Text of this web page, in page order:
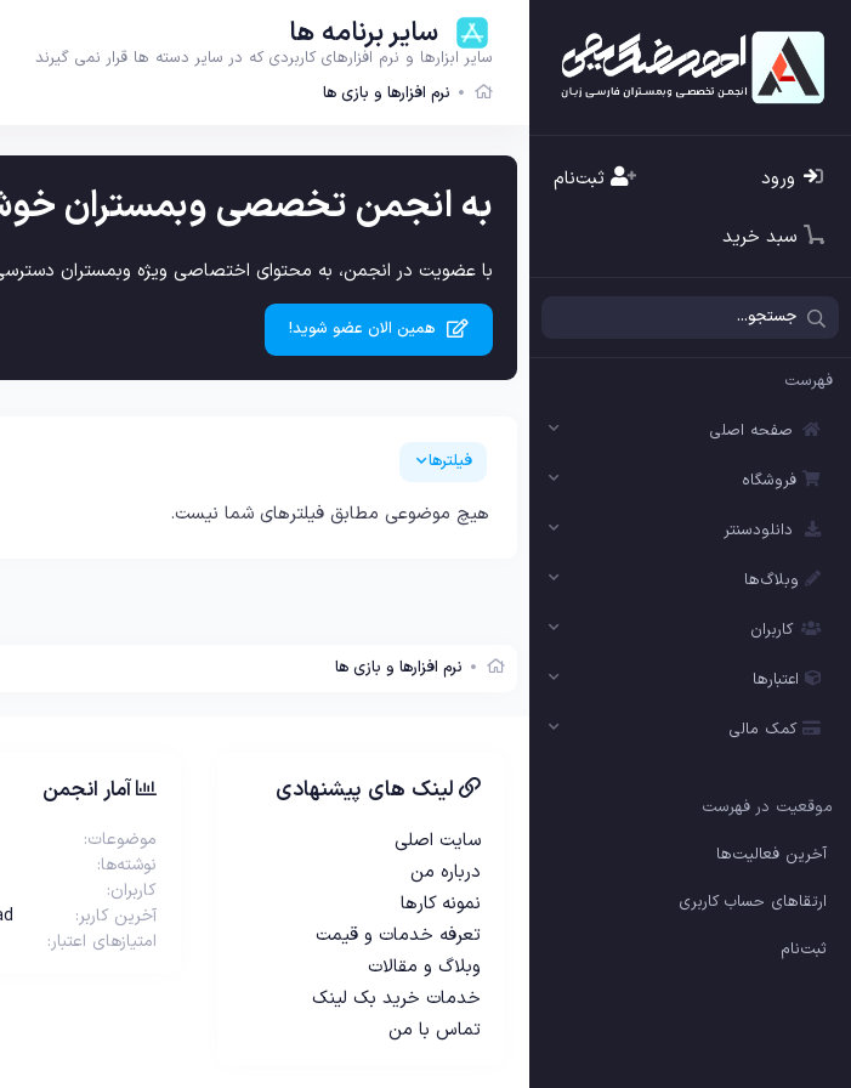
ورود ثبت‌نام
سبد خرید
فهرست
صفحه اصلی
فروشگاه
دانلودسنتر
وبلاگ‌ها
کاربران
اعتبارها
کمک مالی
موقعیت در فهرست
آخرین فعالیت‌ها
ارتقاهای حساب کاربری
ثبت‌نام
سایر برنامه ها
سایر ابزارها و نرم افزارهای کاربردی که در سایر دسته ها قرار نمی گیرند
نرم افزارها و بازی ها
به انجمن تخصصی وبمستران
با عضویت در انجمن، به محتوای اختصاصی ویژه وبمستران
همین الان عضو شوید!
فیلترها
هیچ موضوعی مطابق فیلترهای شما نیست.
نرم افزارها و بازی ها
لینک های پیشنهادی
سایت اصلی
درباره من
نمونه کارها
تعرفه خدمات و قیمت
وبلاگ و مقالات
خدمات خرید بک لینک
تماس با من
آمار انجمن
موضوعات
نوشته‌ها
کاربران
آخرین کاربر
امتیازهای اعتبار